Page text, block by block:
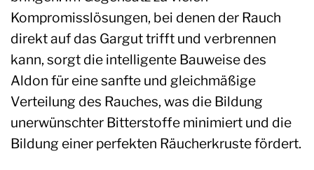
Kompromisslösungen, bei denen der Rauch
direkt auf das Gargut trifft und verbrennen
kann, sorgt die intelligente Bauweise des
Aldon für eine sanfte und gleichmäßige
Verteilung des Rauches, was die Bildung
unerwünschter Bitterstoffe minimiert und die
Bildung einer perfekten Räucherkruste fördert.